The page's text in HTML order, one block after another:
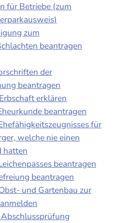
für Betriebe (zum
zum
beantragen
der
beantragen
erklären
beantragen
für
welche nie einen
hatten
beantragen
beantragen
und Gartenbau zur